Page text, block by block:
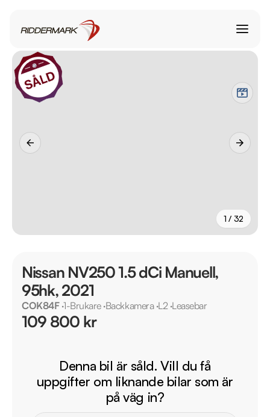
1 / 32
Nissan NV250 1.5 dCi Manuell,
95hk, 2021
COK84F·1-Brukare·Backkamera·L2·Leasebar
109 800 kr
Denna bil är såld. Vill du få
uppgifter om liknande bilar som är
på väg in?